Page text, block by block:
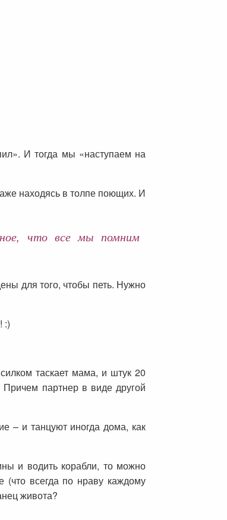
И тогда мы «наступаем на
находясь в толпе поющих. И
что все мы помним
для того, чтобы петь. Нужно
:)
таскает мама, и штук 20
партнер в виде другой
– и танцуют иногда дома, как
и водить корабли, то можно
всегда по нраву каждому
живота?